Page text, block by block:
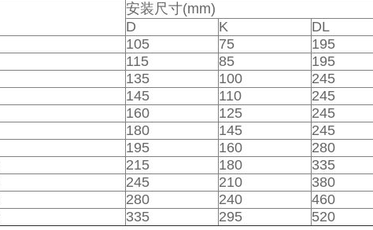
安装尺寸(mm)
D
K DL
105 75 195
115 85 195
135 100 245
145 110 245
160 125 245
180 145 245
195 160 280
215 180 335
245 210 380
280 240 460
335 295 520